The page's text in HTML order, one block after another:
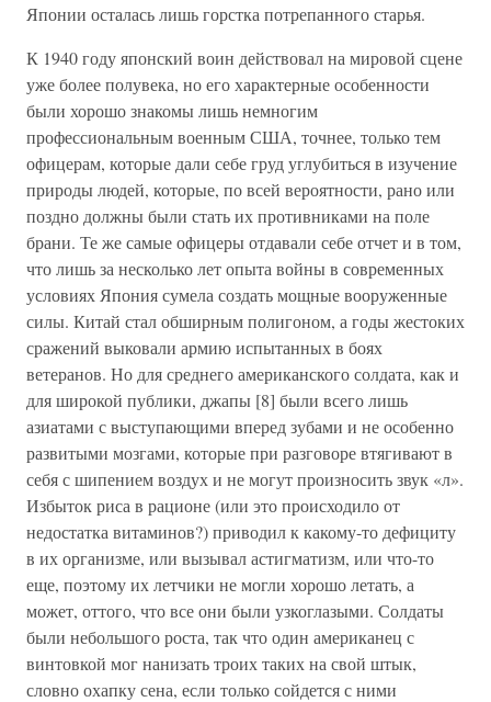
Японии осталась лишь горстка потрепанного старья.
К 1940 году японский воин действовал на мировой сцене
уже более полувека, но его характерные особенности
были хорошо знакомы лишь немногим
профессиональным военным США, точнее, только тем
офицерам, которые дали себе груд углубиться в изучение
природы людей, которые, по всей вероятности, рано или
поздно должны были стать их противниками на поле
брани. Те же самые офицеры отдавали себе отчет и в том,
что лишь за несколько лет опыта войны в современных
условиях Япония сумела создать мощные вооруженные
силы. Китай стал обширным полигоном, а годы жестоких
сражений выковали армию испытанных в боях
ветеранов. Но для среднего американского солдата, как и
для широкой публики, джапы [8] были всего лишь
азиатами с выступающими вперед зубами и не особенно
развитыми мозгами, которые при разговоре втягивают в
себя с шипением воздух и не могут произносить звук «л».
Избыток риса в рационе (или это происходило от
недостатка витаминов?) приводил к какому-то дефициту
в их организме, или вызывал астигматизм, или что-то
еще, поэтому их летчики не могли хорошо летать, а
может, оттого, что все они были узкоглазыми. Солдаты
были небольшого роста, так что один американец с
винтовкой мог нанизать троих таких на свой штык,
словно охапку сена, если только сойдется с ними